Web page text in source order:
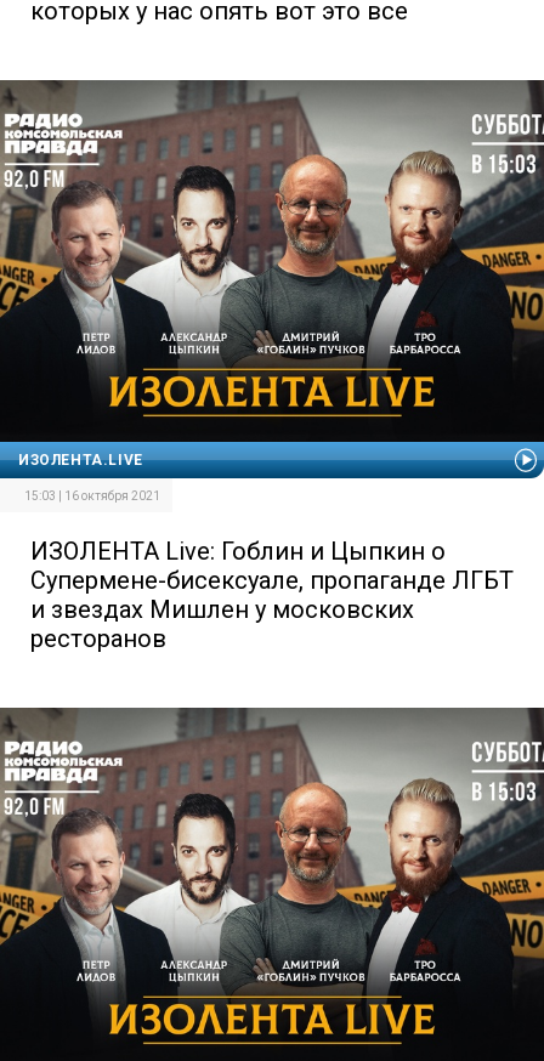
которых у нас опять вот это все
ИЗОЛЕНТА.LIVE
15:03 | 16 октября 2021
ИЗОЛЕНТА Live: Гоблин и Цыпкин о
Супермене-бисексуале, пропаганде ЛГБТ
и звездах Мишлен у московских
ресторанов